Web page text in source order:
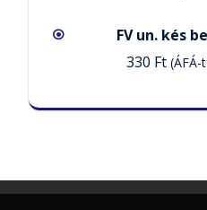
FV un. kés
330 Ft